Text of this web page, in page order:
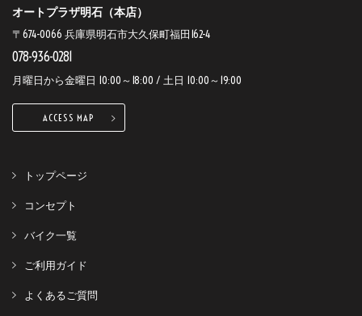
オートプラザ明石（本店）
〒674-0066 兵庫県明石市大久保町福田162-4
078-936-0281
月曜日から金曜日 10:00～18:00 / 土日 10:00～19:00
ACCESS MAP
トップページ
コンセプト
バイク一覧
ご利用ガイド
よくあるご質問